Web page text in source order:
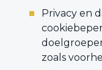
Privacy en
zoals